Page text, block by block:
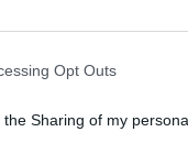
Opt Outs
Sharing of my
όλες τις